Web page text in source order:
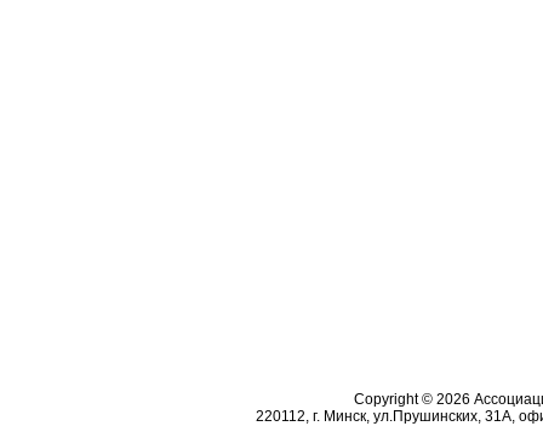
Copyright © 2026
220112, г. Минск, ул.Прушинских, 31А,